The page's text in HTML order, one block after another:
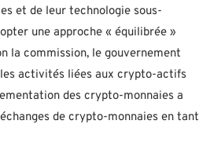
et de leur technologie sous-
une approche « équilibrée »
la commission, le gouvernement
activités liées aux crypto-actifs
des crypto-monnaies a
de crypto-monnaies en tant